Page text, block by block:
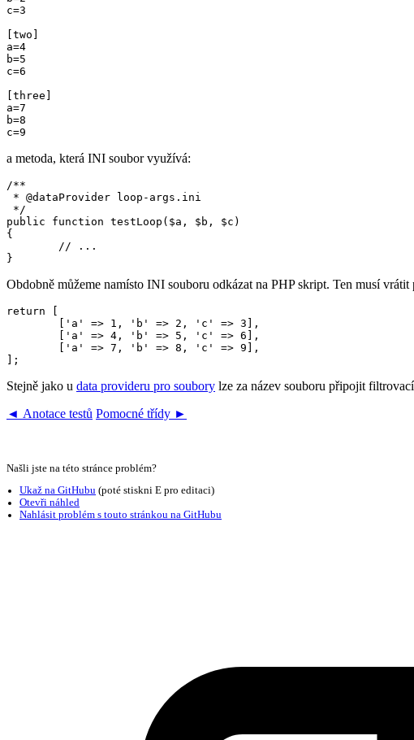
c=3
[two]
a=4
b=5
c=6
[three]
a=7
b=8
a metoda, která INI soubor využívá:
/**
* @dataProvider loop-args.ini
*/
public function testLoop($a, $b, $c)
{
Obdobně můžeme namísto INI souboru odkázat na PHP skript. Ten musí vrátit
return [
Stejně jako u data provideru pro soubory lze za název souboru připojit
◄ Anotace testů Pomocné třídy ►